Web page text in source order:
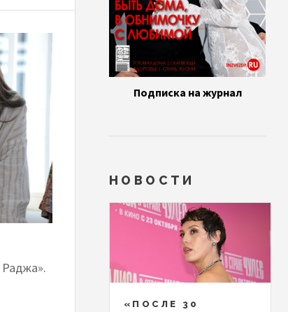
Подписка на журнал
НОВОСТИ
«ПОСЛЕ 30